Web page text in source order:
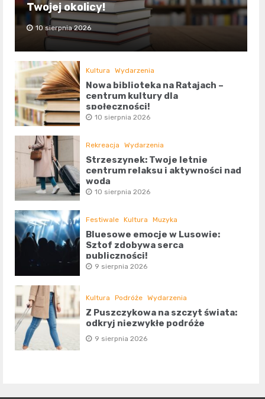
Twojej okolicy!
10 sierpnia 2026
Kultura Wydarzenia
Nowa biblioteka na Ratajach –
centrum kultury dla
społeczności!
10 sierpnia 2026
Rekreacja Wydarzenia
Strzeszynek: Twoje letnie
centrum relaksu i aktywności nad
wodą
10 sierpnia 2026
Festiwale Kultura Muzyka
Bluesowe emocje w Lusowie:
Sztof zdobywa serca
publiczności!
9 sierpnia 2026
Kultura Podróże Wydarzenia
Z Puszczykowa na szczyt świata:
odkryj niezwykłe podróże
9 sierpnia 2026